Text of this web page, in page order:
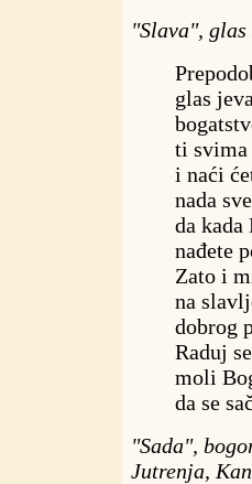
"Slava", glas
glas
ti svima
i naći
nada
da kada
nađete
Zato i
na
dobrog
Raduj
moli
da se
"Sada",
Jutrenja,